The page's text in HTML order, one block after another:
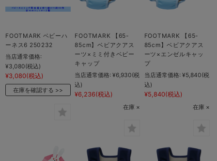
FOOTMARK ベビーハ
ーネス6 250232
当店通常価格:
¥3,080(税込)
¥3,080(税込)
在庫を確認する
FOOTMARK 【65-
85cm】ベビアクアス
ーツ×ミミ付きベビー
キャップ
当店通常価格: ¥6,930(税
込)
¥6,236(税込)
在庫 ×
FOOTMARK 【65-
85cm】ベビアクアス
ーツ×エンゼルキャッ
プ
当店通常価格: ¥5,840(税
込)
¥5,840(税込)
在庫 ×